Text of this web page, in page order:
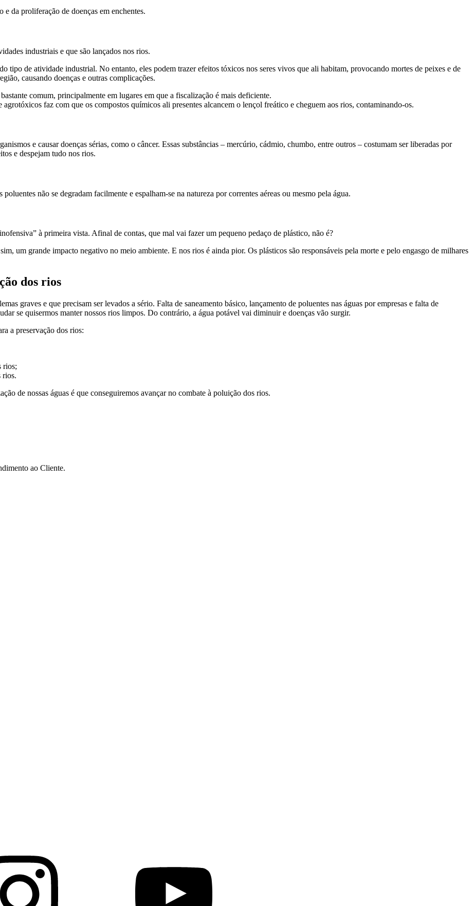
e da proliferação de doenças em enchentes.
industriais e que são lançados nos rios.
tipo de atividade industrial. No entanto, eles podem trazer efeitos tóxicos nos seres vivos que ali habitam, provocando mortes de peixes e de
causando doenças e outras complicações.
comum, principalmente em lugares em que a fiscalização é mais deficiente.
faz com que os compostos químicos ali presentes alcancem o lençol freático e cheguem aos rios, contaminando-os.
e causar doenças sérias, como o câncer. Essas substâncias – mercúrio, cádmio, chumbo, entre outros – costumam ser liberadas por
e despejam tudo nos rios.
não se degradam facilmente e espalham-se na natureza por correntes aéreas ou mesmo pela água.
à primeira vista. Afinal de contas, que mal vai fazer um pequeno pedaço de plástico, não é?
um grande impacto negativo no meio ambiente. E nos rios é ainda pior. Os plásticos são responsáveis pela morte e pelo engasgo de milhares
dos rios
graves e que precisam ser levados a sério. Falta de saneamento básico, lançamento de poluentes nas águas por empresas e falta de
se quisermos manter nossos rios limpos. Do contrário, a água potável vai diminuir e doenças vão surgir.
a preservação dos rios:
rios;
rios.
de nossas águas é que conseguiremos avançar no combate à poluição dos rios.
ao Cliente.